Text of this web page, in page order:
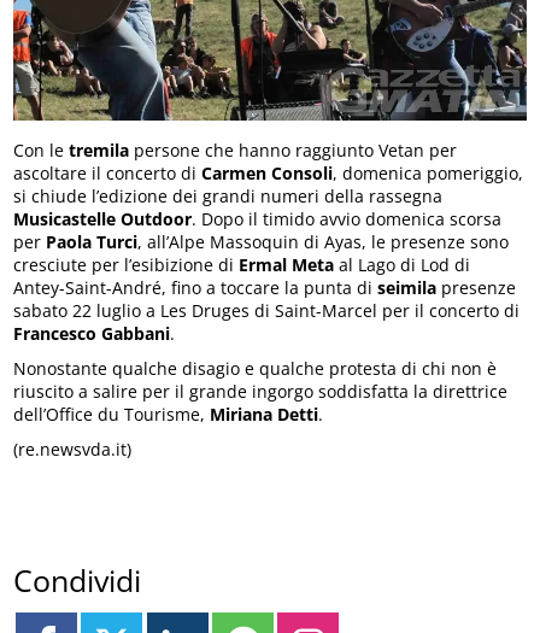
Con letremila persone che hanno raggiunto Vetan per
ascoltare il concerto diCarmen Consoli, domenica pomeriggio,
si chiude l’edizione dei grandi numeri della rassegna
Musicastelle Outdoor. Dopo il timido avvio domenica scorsa
per Paola Turci, all’Alpe Massoquin di Ayas, le presenze sono
cresciute per l’esibizione di Ermal Meta al Lago di Lod di
Antey-Saint-André, fino a toccare la punta diseimila presenze
sabato 22 luglio a Les Druges di Saint-Marcel per il concerto di
Francesco Gabbani.
Nonostante qualche disagio e qualche protesta di chi non è
riuscito a salire per il grande ingorgo soddisfatta la direttrice
dell’Office du Tourisme, Miriana Detti.
(re.newsvda.it)
Condividi